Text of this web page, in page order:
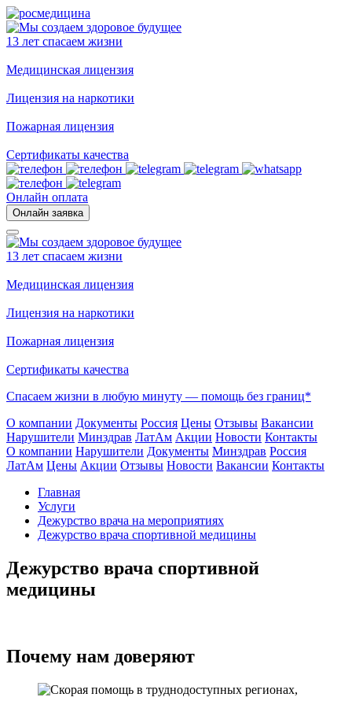
13 лет спасаем жизни
Медицинская лицензия
Лицензия на наркотики
Пожарная лицензия
Сертификаты качества
Онлайн оплата
Онлайн заявка
13 лет спасаем жизни
Медицинская лицензия
Лицензия на наркотики
Пожарная лицензия
Сертификаты качества
Спасаем жизни в любую минуту — помощь без границ*
О компании Документы Россия Цены Отзывы Вакансии
Нарушители Минздрав ЛатАм Акции Новости Контакты
О компании Нарушители Документы Минздрав Россия
ЛатАм Цены Акции Отзывы Новости Вакансии Контакты
Главная
Услуги
Дежурство врача на мероприятиях
Дежурство врача спортивной медицины
Дежурство врача спортивной
медицины
Почему нам доверяют